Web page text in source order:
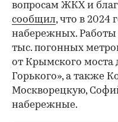
вопросам ЖКХ и
сообщил, что в 2024
набережных. Работы
тыс. погонных
от Крымского моста
Горького», а также
Москворецкую,
набережные.